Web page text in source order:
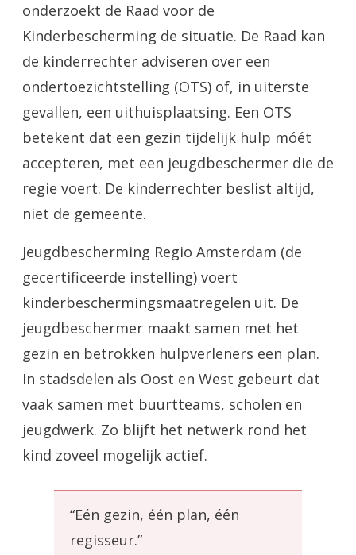
onderzoekt de Raad voor de
Kinderbescherming de situatie. De Raad kan
de kinderrechter adviseren over een
ondertoezichtstelling (OTS) of, in uiterste
gevallen, een uithuisplaatsing. Een OTS
betekent dat een gezin tijdelijk hulp móét
accepteren, met een jeugdbeschermer die de
regie voert. De kinderrechter beslist altijd,
niet de gemeente.
Jeugdbescherming Regio Amsterdam (de
gecertificeerde instelling) voert
kinderbeschermingsmaatregelen uit. De
jeugdbeschermer maakt samen met het
gezin en betrokken hulpverleners een plan.
In stadsdelen als Oost en West gebeurt dat
vaak samen met buurtteams, scholen en
jeugdwerk. Zo blijft het netwerk rond het
kind zoveel mogelijk actief.
“Eén gezin, één plan, één
regisseur.”